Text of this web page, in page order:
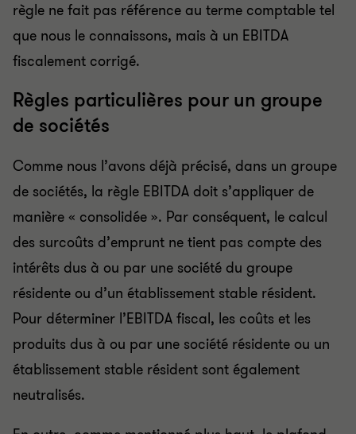
règle ne fait pas référence au terme comptable tel
que nous le connaissons, mais à un EBITDA
fiscalement corrigé.
Règles particulières pour un groupe
de sociétés
Comme nous l’avons déjà précisé, dans un groupe
de sociétés, la règle EBITDA doit s’appliquer de
manière « consolidée ». Par conséquent, le calcul
des surcoûts d’emprunt ne tient pas compte des
intérêts dus à ou par une société du groupe
résidente ou d’un établissement stable résident.
Pour déterminer l’EBITDA fiscal, les coûts et les
produits dus à ou par une société résidente ou un
établissement stable résident sont également
neutralisés.